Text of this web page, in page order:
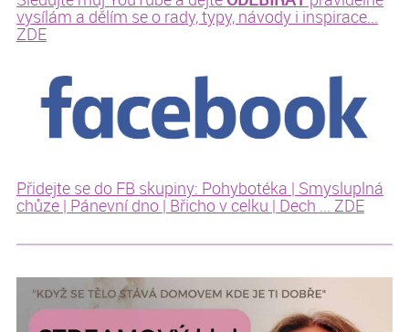
vysílám a dělím se o rady, typy, návody i inspirace...
ZDE
Přidejte se do FB skupiny: Pohybotéka | Smysluplná
chůze | Pánevní dno | Břicho v celku | Dech ... ZDE